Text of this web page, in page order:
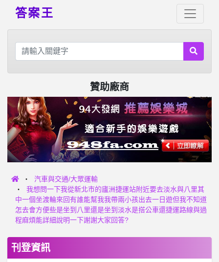
答案王
贊助廠商
汽車與交通/大眾運輸
我想問一下我從新北市的廬洲捷運站附近要去淡水與八里其
中一個坐渡輪來回有誰能幫我我帶兩小孩出去一日遊但我不知道
怎去會方便些是坐到八里還是坐到淡水是搭公車還捷運路線與過
程麻煩能詳細說明一下謝謝大家回答?
刊登資訊